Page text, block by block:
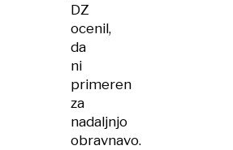
DZ
ocenil,
da
ni
primeren
za
nadaljnjo
obravnavo.